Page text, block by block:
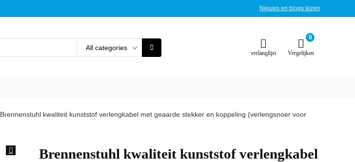
Nieuws en blogs lezen
All categories
verlanglijst
0
Vergelijken
Brennenstuhl kwaliteit kunststof verlengkabel met geaarde stekker en koppeling (verlengsnoer voor
Brennenstuhl kwaliteit kunststof verlengkabel